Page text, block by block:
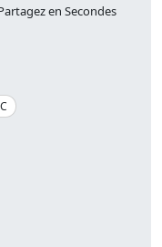
en Secondes